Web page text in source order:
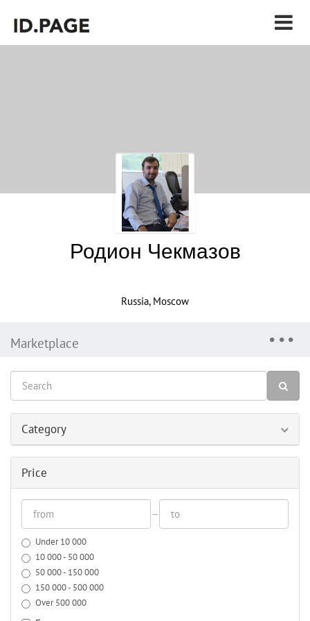
Родион Чекмазов
Russia, Moscow
Marketplace
Category
Price
—
Under 10 000
10 000 - 50 000
50 000 - 150 000
150 000 - 500 000
Over 500 000